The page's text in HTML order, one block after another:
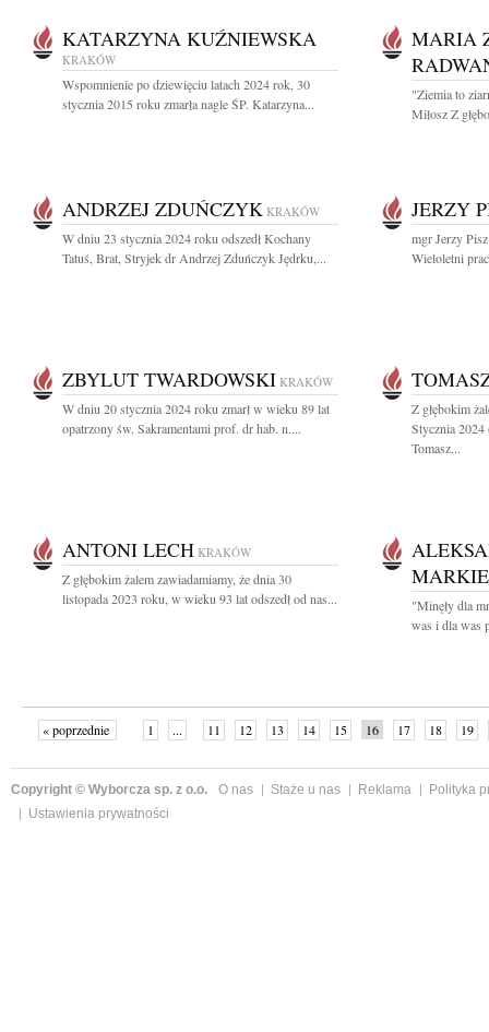
KATARZYNA KUŹNIEWSKA
KRAKÓW
Wspomnienie po dziewięciu latach 2024 rok, 30
stycznia 2015 roku zmarła nagle ŚP. Katarzyna...
MARIA
"Ziemia to
Miłosz Z
ANDRZEJ ZDUŃCZYK KRAKÓW
W dniu 23 stycznia 2024 roku odszedł Kochany
Tatuś, Brat, Stryjek dr Andrzej Zduńczyk Jędrku,...
JERZY
mgr Jerzy
Wieloletni
ZBYLUT TWARDOWSKI KRAKÓW
W dniu 20 stycznia 2024 roku zmarł w wieku 89 lat
opatrzony św. Sakramentami prof. dr hab. n....
Z głębokim
Stycznia 2024
Tomasz...
ANTONI LECH KRAKÓW
Z głębokim żalem zawiadamiamy, że dnia 30
listopada 2023 roku, w wieku 93 lat odszedł od nas...
"Minęły dla
was i dla was
« poprzednie 1 ... 11 12 13 14 15 16 17 18
19
Copyright © Wyborcza sp. z o.o. O nas Staże u nas Reklama
Polityka
Ustawienia prywatności